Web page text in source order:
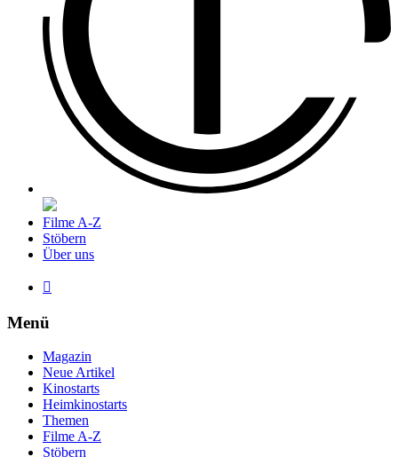
Filme A-Z
Stöbern
Über uns

Menü
Magazin
Neue Artikel
Kinostarts
Heimkinostarts
Themen
Filme A-Z
Stöbern